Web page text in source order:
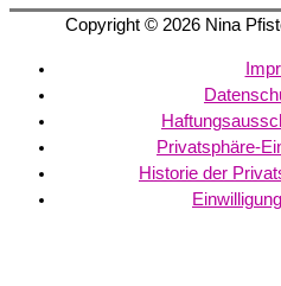
Copyright © 2026 Nina
Privatsphäre-
Historie der